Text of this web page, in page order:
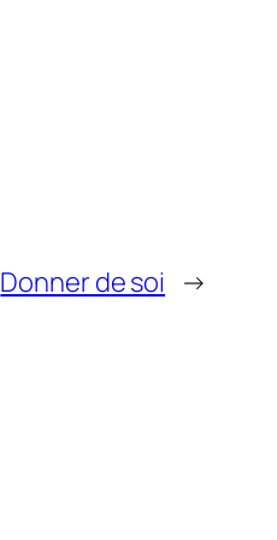
Donner de soi →